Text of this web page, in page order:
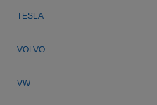
TESLA
VOLVO
VW